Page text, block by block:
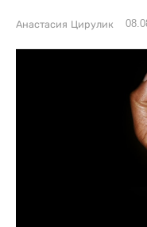
Анастасия Цирулик